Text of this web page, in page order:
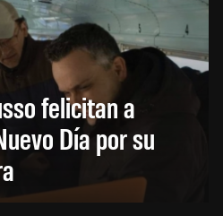
felicitan a
Día por su